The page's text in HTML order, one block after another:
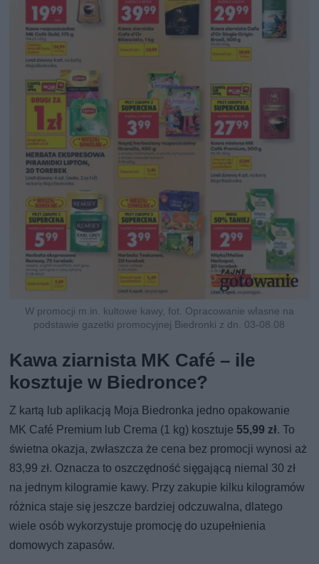
W promocji m.in. kultowe kawy, fot. Opracowanie własne na
podstawie gazetki promocyjnej Biedronki z dn. 03-08.08
Kawa ziarnista MK Café – ile
kosztuje w Biedronce?
Z kartą lub aplikacją Moja Biedronka jedno opakowanie
MK Café Premium lub Crema (1 kg) kosztuje 55,99 zł. To
świetna okazja, zwłaszcza że cena bez promocji wynosi aż
83,99 zł. Oznacza to oszczędność sięgającą niemal 30 zł
na jednym kilogramie kawy. Przy zakupie kilku kilogramów
różnica staje się jeszcze bardziej odczuwalna, dlatego
wiele osób wykorzystuje promocję do uzupełnienia
domowych zapasów.